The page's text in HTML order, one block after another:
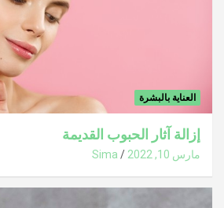
العناية بالبشرة
إزالة آثار الحبوب القديمة
مارس 10, 2022 Sima